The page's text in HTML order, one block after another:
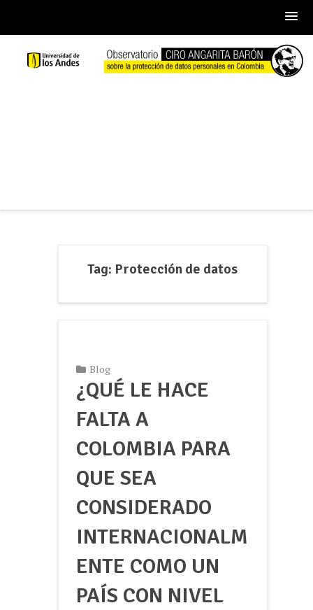
content
Tag: Protección de datos
Blog
¿QUÉ LE HACE
FALTA A
COLOMBIA PARA
QUE SEA
CONSIDERADO
INTERNACIONALM
ENTE COMO UN
PAÍS CON NIVEL